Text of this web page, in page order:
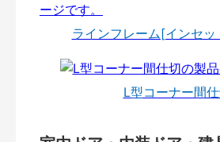
ラインフレーム[インセ
L型コーナー間